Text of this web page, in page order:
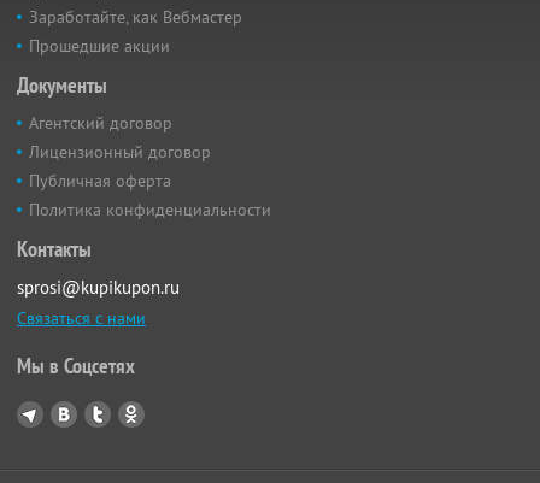
Заработайте, как Вебмастер
Прошедшие акции
Документы
Агентский договор
Лицензионный договор
Публичная оферта
Политика конфиденциальности
Контакты
sprosi@kupikupon.ru
Связаться с нами
Мы в Соцсетях